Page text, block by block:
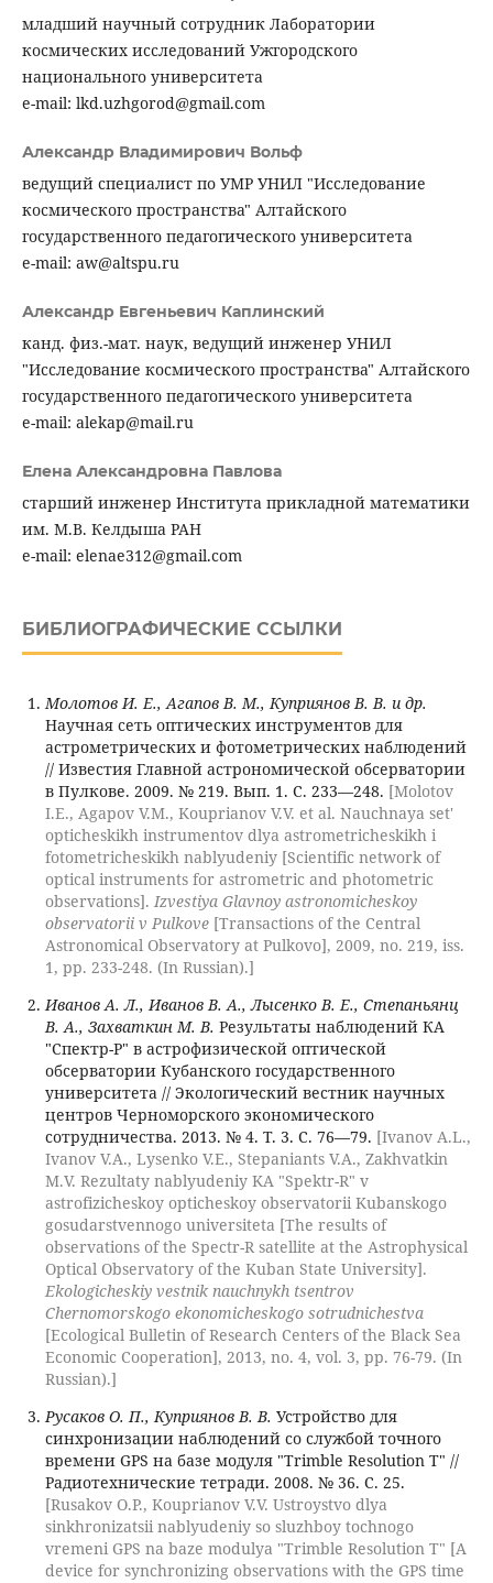
младший научный сотрудник Лаборатории
космических исследований Ужгородского
национального университета
e-mail: lkd.uzhgorod@gmail.com
Александр Владимирович Вольф
ведущий специалист по УМР УНИЛ "Исследование
космического пространства" Алтайского
государственного педагогического университета
e-mail: aw@altspu.ru
Александр Евгеньевич Каплинский
канд. физ.-мат. наук, ведущий инженер УНИЛ
"Исследование космического пространства" Алтайского
государственного педагогического университета
e-mail: alekap@mail.ru
Елена Александровна Павлова
старший инженер Института прикладной математики
им. М.В. Келдыша РАН
e-mail: elenae312@gmail.com
БИБЛИОГРАФИЧЕСКИЕ ССЫЛКИ
Молотов И. Е., Агапов В. М., Куприянов В. В. и др.
Научная сеть оптических инструментов для
астрометрических и фотометрических наблюдений
// Известия Главной астрономической обсерватории
в Пулкове. 2009. № 219. Вып. 1. С. 233—248. [Molotov
I.E., Agapov V.M., Kouprianov V.V. et al. Nauchnaya set'
opticheskikh instrumentov dlya astrometricheskikh i
fotometricheskikh nablyudeniy [Scientific network of
optical instruments for astrometric and photometric
observations]. Izvestiya Glavnoy astronomicheskoy
observatorii v Pulkove[Transactions of the Central
Astronomical Observatory at Pulkovo], 2009, no. 219, iss.
1, pp. 233-248. (In Russian).]
Иванов А. Л., Иванов В. А., Лысенко В. Е., Степаньянц
В. А., Захваткин М. В. Результаты наблюдений КА
"Спектр-Р" в астрофизической оптической
обсерватории Кубанского государственного
университета // Экологический вестник научных
центров Черноморского экономического
сотрудничества. 2013. № 4. Т. 3. С. 76—79. [Ivanov A.L.,
Ivanov V.A., Lysenko V.E., Stepaniants V.A., Zakhvatkin
M.V. Rezultaty nablyudeniy KA "Spektr-R" v
astrofizicheskoy opticheskoy observatorii Kubanskogo
gosudarstvennogo universiteta [The results of
observations of the Spectr-R satellite at the Astrophysical
Optical Observatory of the Kuban State University].
Ekologicheskiy vestnik nauchnykh tsentrov
Chernomorskogo ekonomicheskogo sotrudnichestva
[Ecological Bulletin of Research Centers of the Black Sea
Economic Cooperation], 2013, no. 4, vol. 3, pp. 76-79. (In
Russian).]
Русаков О. П., Куприянов В. В. Устройство для
синхронизации наблюдений со службой точного
времени GPS на базе модуля "Trimble Resolution T" //
Радиотехнические тетради. 2008. № 36. C. 25.
[Rusakov O.P., Kouprianov V.V. Ustroystvo dlya
sinkhronizatsii nablyudeniy so sluzhboy tochnogo
vremeni GPS na baze modulya "Trimble Resolution T" [A
device for synchronizing observations with the GPS time